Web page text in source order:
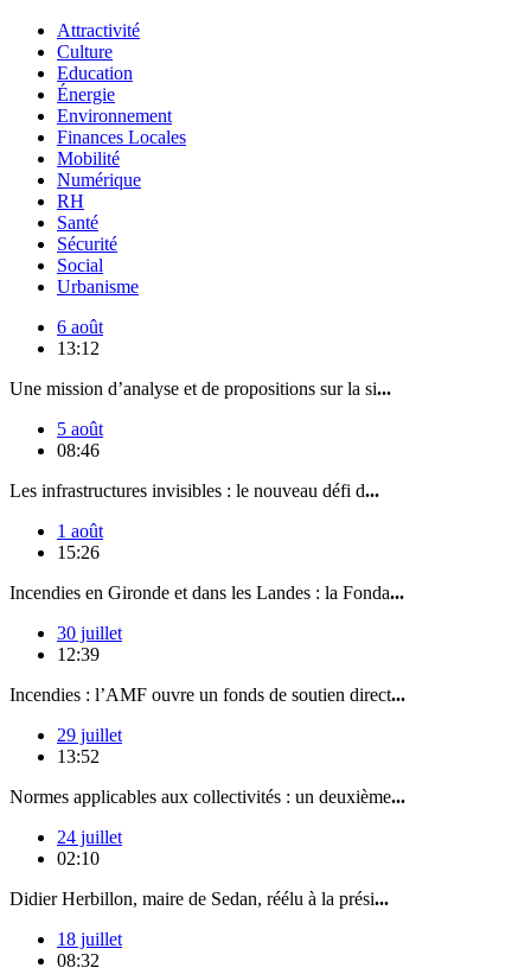
Attractivité
Culture
Education
Énergie
Environnement
Finances Locales
Mobilité
Numérique
RH
Santé
Sécurité
Social
Urbanisme
6 août
13:12
Une mission d’analyse et de propositions sur la si...
5 août
08:46
Les infrastructures invisibles : le nouveau défi d...
1 août
15:26
Incendies en Gironde et dans les Landes : la Fonda...
30 juillet
12:39
Incendies : l’AMF ouvre un fonds de soutien direct...
29 juillet
13:52
Normes applicables aux collectivités : un deuxième...
24 juillet
02:10
Didier Herbillon, maire de Sedan, réélu à la prési...
18 juillet
08:32